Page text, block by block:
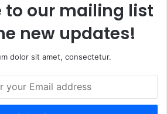
to our mailing list
new updates!
dolor sit amet, consectetur.